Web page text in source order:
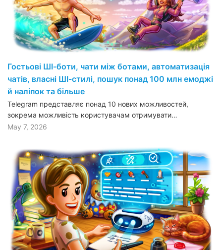
Гостьові ШІ-боти, чати між ботами, автоматизація
чатів, власні ШІ-стилі, пошук понад 100 млн емоджі
й наліпок та більше
Telegram представляє понад 10 нових можливостей,
зокрема можливість користувачам отримувати…
May 7, 2026